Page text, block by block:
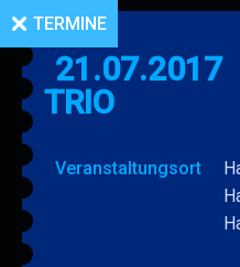
TERMINE
21.07.2017
TRIO
Veranstaltungsort